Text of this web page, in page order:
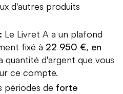
d'autres produits
Le Livret A a un plafond
fixé à 22 950 €, en
quantité d'argent que vous
ce compte.
périodes de forte